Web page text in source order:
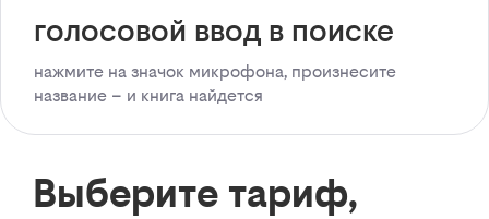
голосовой ввод в поиске
нажмите на значок микрофона, произнесите
название – и книга найдется
Выберите тариф,